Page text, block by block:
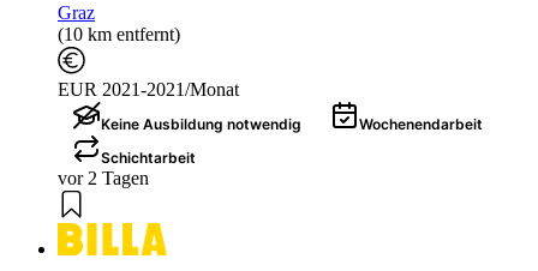
Graz
(10 km entfernt)
EUR 2021-2021/Monat
Keine Ausbildung notwendig
Wochenendarbeit
Schichtarbeit
vor 2 Tagen